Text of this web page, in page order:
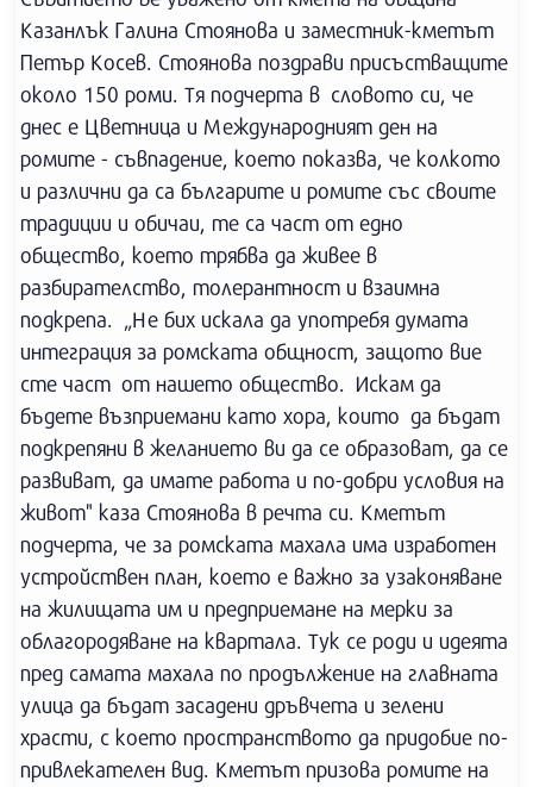
Казанлък Галина Стоянова и заместник-кметът
Петър Косев. Стоянова поздрави присъстващите
около 150 роми. Тя подчерта в словото си, че
днес е Цветница и Международният ден на
ромите - съвпадение, което показва, че колкото
и различни да са българите и ромите със своите
традиции и обичаи, те са част от едно
общество, което трябва да живее в
разбирателство, толерантност и взаимна
подкрепа. „Не бих искала да употребя думата
интеграция за ромската общност, защото вие
сте част от нашето общество. Искам да
бъдете възприемани като хора, които да бъдат
подкрепяни в желанието ви да се образоват, да се
развиват, да имате работа и по-добри условия на
живот" каза Стоянова в речта си. Кметът
подчерта, че за ромската махала има изработен
устройствен план, което е важно за узаконяване
на жилищата им и предприемане на мерки за
облагородяване на квартала. Тук се роди и идеята
пред самата махала по продължение на главната
улица да бъдат засадени дръвчета и зелени
храсти, с което пространството да придобие по-
привлекателен вид. Кметът призова ромите на